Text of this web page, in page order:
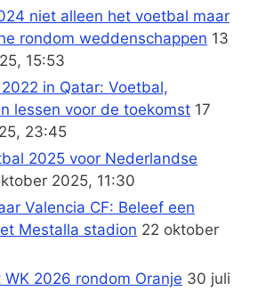
niet alleen het voetbal maar
rondom weddenschappen 13
15:53
in Qatar: Voetbal,
lessen voor de toekomst 17
23:45
2025 voor Nederlandse
2025, 11:30
Valencia CF: Beleef een
Mestalla stadion 22 oktober
2026 rondom Oranje 30 juli